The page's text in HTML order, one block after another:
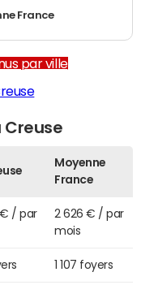
France
par ville
Creuse
Moyenne
France
€ / par
2 626 € / par
mois
1 107 foyers